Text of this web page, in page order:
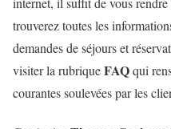
trouverez toutes les
demandes de séjours et
visiter la rubriqueFAQqui
courantes soulevées par les